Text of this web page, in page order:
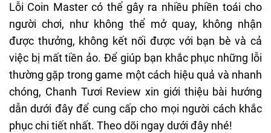
Lỗi Coin Master có thể gây ra nhiều phiền toái cho
người chơi, như không thể mở quay, không nhận
được thưởng, không kết nối được với bạn bè và cả
việc bị mất tiền ảo. Để giúp bạn khắc phục những lỗi
thường gặp trong game một cách hiệu quả và nhanh
chóng, Chanh Tươi Review xin giới thiệu bài hướng
dẫn dưới đây để cung cấp cho mọi người cách khắc
phục chi tiết nhất. Theo dõi ngay dưới đây nhé!